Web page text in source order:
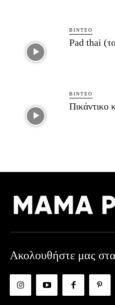
ΒΊΝΤΕΟ
Pad thai
ΒΊΝΤΕΟ
Πικάντικο
Ακολουθήστε μας